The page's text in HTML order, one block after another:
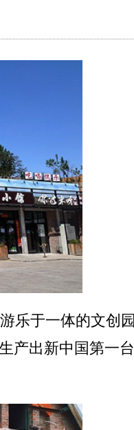
乐于一体的文创
产出新中国第一